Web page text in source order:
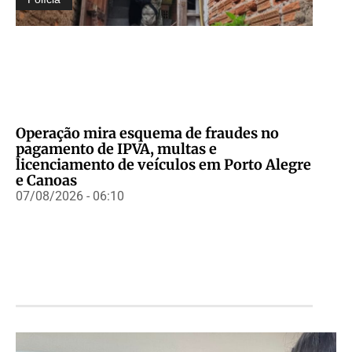
Operação mira esquema de fraudes no
pagamento de IPVA, multas e
licenciamento de veículos em Porto Alegre
e Canoas
07/08/2026 - 06:10